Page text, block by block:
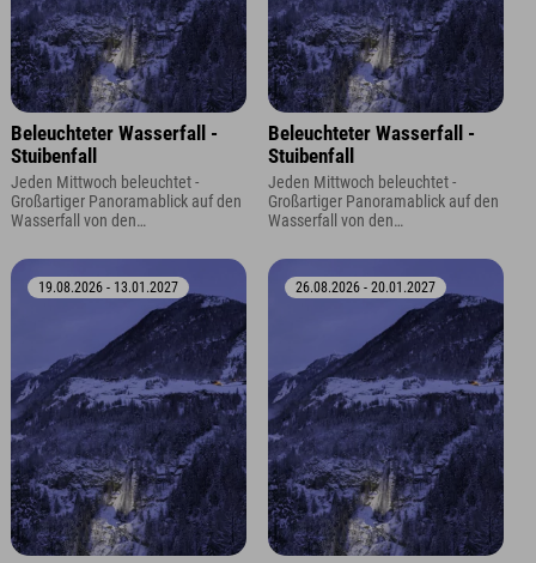
Beleuchteter Wasserfall -
Stuibenfall
Jeden Mittwoch beleuchtet -
Großartiger Panoramablick auf den
Wasserfall von den
Panoramaparkplatz.
Beleuchteter Wasserfall -
Stuibenfall
Jeden Mittwoch beleuchtet -
Großartiger Panoramablick auf den
Wasserfall von den
Panoramaparkplatz.
19.08.2026 - 13.01.2027 26.08.2026 - 20.01.2027